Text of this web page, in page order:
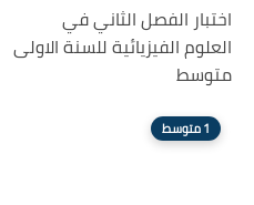
اختبار الفصل الثاني في
العلوم الفيزيائية للسنة الاولى
متوسط
1 متوسط